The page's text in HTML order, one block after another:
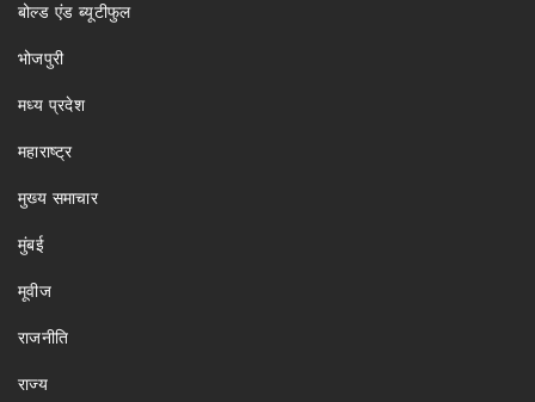
बोल्ड एंड ब्यूटीफुल
भोजपुरी
मध्य प्रदेश
महाराष्ट्र
मुख्य समाचार
मुंबई
मूवीज
राजनीति
राज्य